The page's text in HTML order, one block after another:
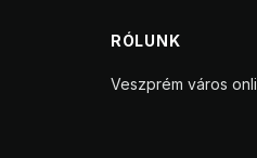
RÓLUNK
Veszprém város